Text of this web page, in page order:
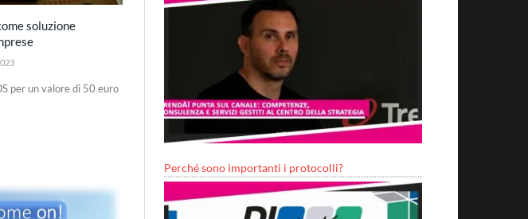
soluzione
per un valore di 50 euro
Perché sono importanti i protocolli?